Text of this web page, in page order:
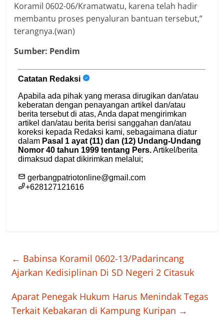
Koramil 0602-06/Kramatwatu, karena telah hadir
membantu proses penyaluran bantuan tersebut,”
terangnya.(wan)
Sumber: Pendim
← Babinsa Koramil 0602-13/Padarincang
Ajarkan Kedisiplinan Di SD Negeri 2 Citasuk
Aparat Penegak Hukum Harus Menindak Tegas
Terkait Kebakaran di Kampung Kuripan →